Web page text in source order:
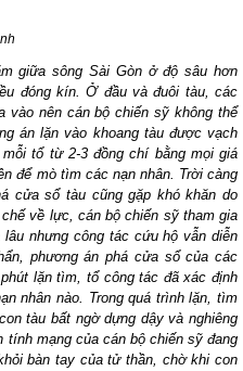
giữa sông Sài Gòn ở độ sâu hơn
đóng kín. Ở đầu và đuôi tàu, các
vào nên cán bộ chiến sỹ không thể
án lặn vào khoang tàu được vạch
tổ từ 2-3 đồng chí bằng mọi giá
để mò tìm các nạn nhân. Trời càng
cửa sổ tàu cũng gặp khó khăn do
về lực, cán bộ chiến sỹ tham gia
nhưng công tác cứu hộ vẫn diễn
phương án phá cửa sổ của các
lặn tìm, tổ công tác đã xác định
nhân nào. Trong quá trình lặn, tìm
tàu bất ngờ dựng dậy và nghiêng
tính mạng của cán bộ chiến sỹ đang
bàn tay của tử thần, chờ khi con